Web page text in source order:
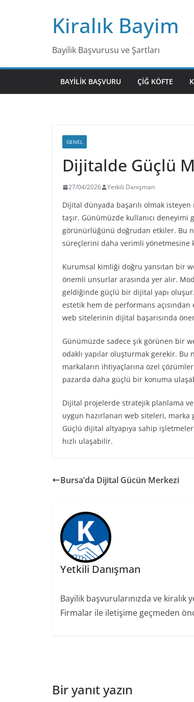
Kiralık Bayim
Bayilik Başvurusu ve Şartları
BAYILIK BAŞVURU ÇIĞ KÖFTE
GENEL
Dijitalde Güçlü
27/04/2026 Yetkili Danışman
Dijital dünyada başarılı olmak
taşır. Günümüzde kullanıcı
görünürlüğünü doğrudan etkiler. Bu
süreçlerini daha verimli yönetmesine
Kurumsal kimliği doğru yansıtan bir
önemli unsurlar arasında yer alır.
geldiğinde güçlü bir dijital yapı
estetik hem de performans
web sitelerinin dijital başarısında
Günümüzde sadece şık görünen bir
odaklı yapılar oluşturmak gerekir.
markaların ihtiyaçlarına özel
pazarda daha güçlü bir konuma
Dijital projelerde stratejik planlama ve
uygun hazırlanan web siteleri,
Güçlü dijital altyapıya sahip
hızlı ulaşabilir.
Bursa’da Dijital Gücün Merkezi
Yetkili Danışman
Bayilik başvurularınızda ve
Firmalar ile iletişime geçmeden
Bir yanıt yazın